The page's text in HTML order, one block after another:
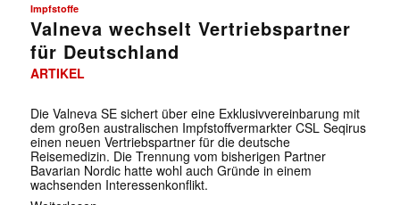
Impfstoffe
Valneva wechselt Vertriebspartner
für Deutschland
ARTIKEL
Die Valneva SE sichert über eine Exklusivvereinbarung mit
dem großen australischen Impfstoffvermarkter CSL Seqirus
einen neuen Vertriebspartner für die deutsche
Reisemedizin. Die Trennung vom bisherigen Partner
Bavarian Nordic hatte wohl auch Gründe in einem
wachsenden Interessenkonflikt.